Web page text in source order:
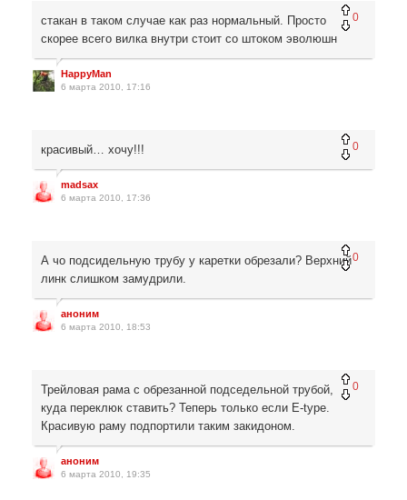
0
стакан в таком случае как раз нормальный. Просто
скорее всего вилка внутри стоит со штоком эволюшн
HappyMan
6 марта 2010, 17:16
0
красивый… хочу!!!
madsax
6 марта 2010, 17:36
0
А чо подсидельную трубу у каретки обрезали? Верхний
линк слишком замудрили.
аноним
6 марта 2010, 18:53
0
Трейловая рама с обрезанной подседельной трубой,
куда переклюк ставить? Теперь только если Е-type.
Красивую раму подпортили таким закидоном.
аноним
6 марта 2010, 19:35